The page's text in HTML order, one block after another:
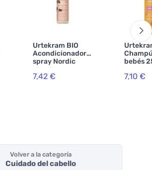
Urtekram BIO
Acondicionador -
spray Nordic
7,42 €
bebés
7,10 €
Volver a la categoría
Cuidado del cabello